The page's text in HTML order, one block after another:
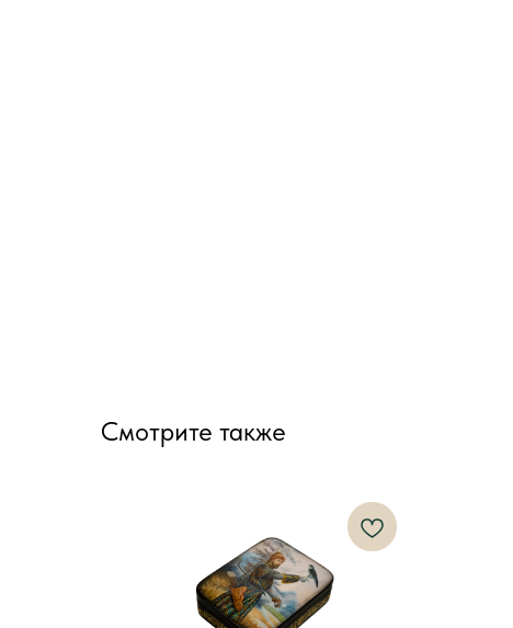
Смотрите также